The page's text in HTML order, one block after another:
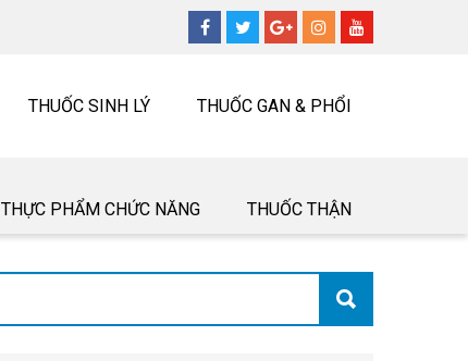
THUỐC SINH LÝ THUỐC GAN & PHỔI
THỰC PHẨM CHỨC NĂNG THUỐC THẬN